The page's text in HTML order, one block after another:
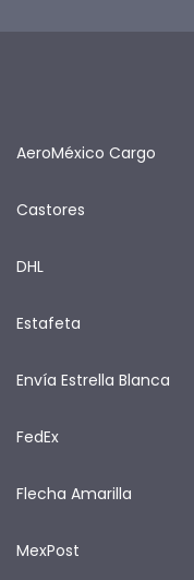
AeroMéxico Cargo
Castores
DHL
Estafeta
Envía Estrella Blanca
FedEx
Flecha Amarilla
MexPost